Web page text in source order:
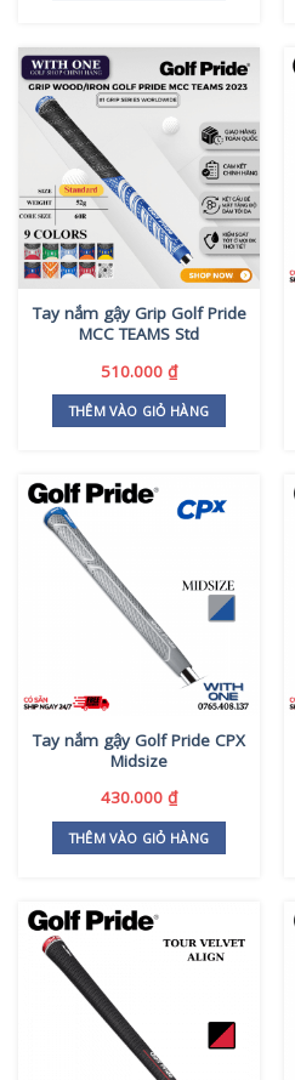
Tay nắm gậy Grip Golf Pride
MCC TEAMS Std
510.000 ₫
THÊM VÀO GIỎ HÀNG
Tay nắm gậy Golf Pride CPX
Midsize
430.000 ₫
THÊM VÀO GIỎ HÀNG